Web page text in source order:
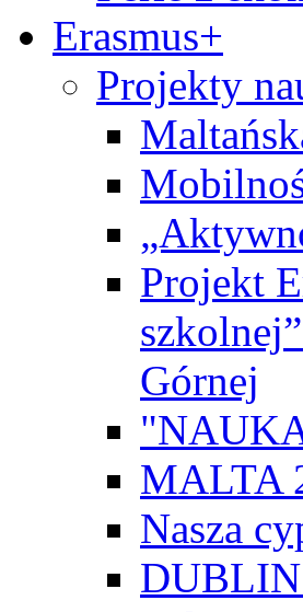
Erasmus+
Projekty
Projekt
Górnej
MALTA
Nasza
DUBLIN